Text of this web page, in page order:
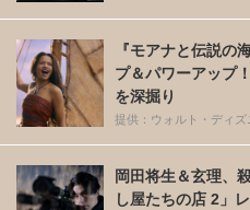
『モアナと伝説の
プ＆パワーアップ
を深掘り
提供：ウォルト・ディズ
岡田将生＆玄理、
し屋たちの店 2」